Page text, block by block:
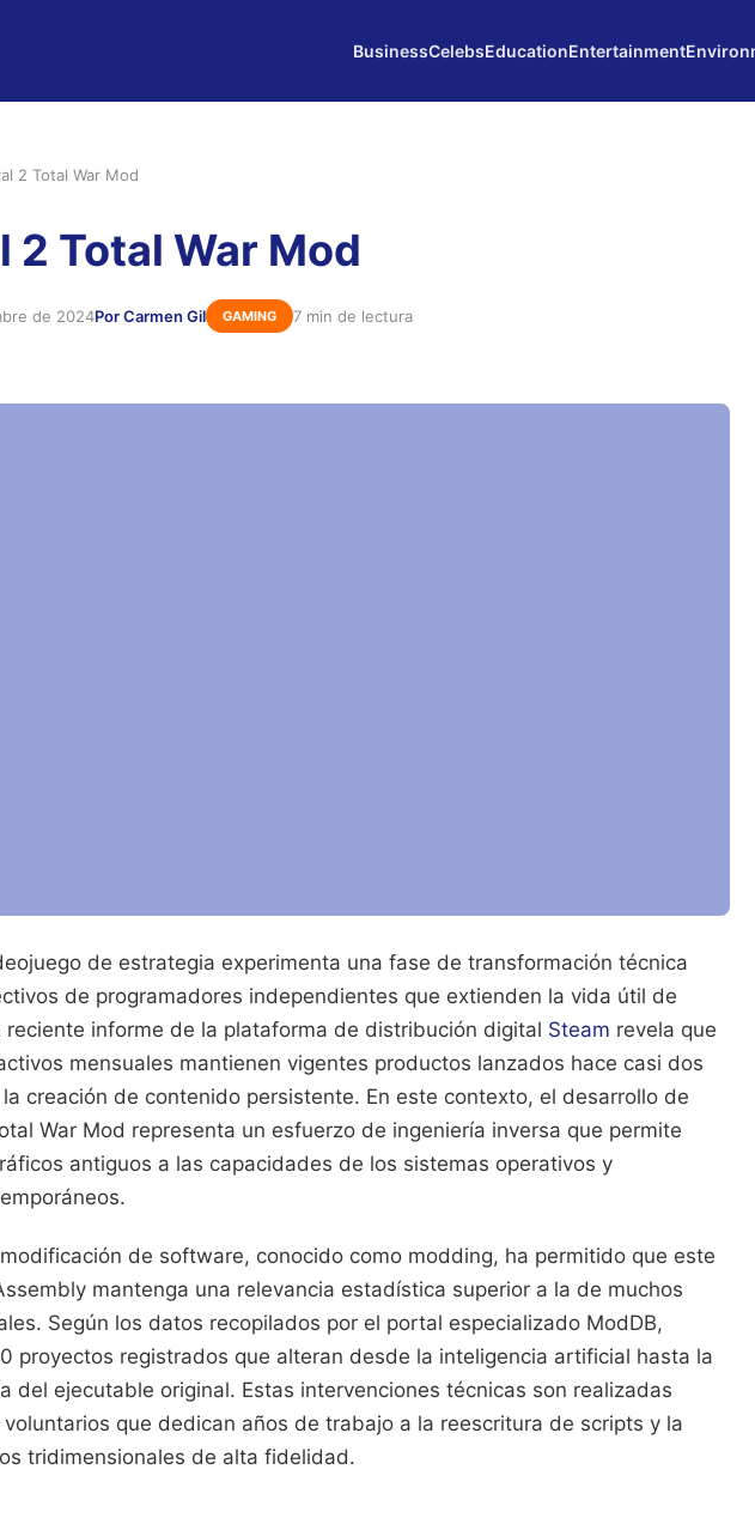
BusinessCelebsEducationEntertainment
2 Total War Mod
2 Total War Mod
de 2024Por Carmen Gil GAMING 7 min de lectura
de estrategia experimenta una fase de transformación técnica
de programadores independientes que extienden la vida útil de
reciente informe de la plataforma de distribución digital Steam revela que
mensuales mantienen vigentes productos lanzados hace casi dos
creación de contenido persistente. En este contexto, el desarrollo de
War Mod representa un esfuerzo de ingeniería inversa que permite
antiguos a las capacidades de los sistemas operativos y
de software, conocido como modding, ha permitido que este
mantenga una relevancia estadística superior a la de muchos
Según los datos recopilados por el portal especializado ModDB,
proyectos registrados que alteran desde la inteligencia artificial hasta la
del ejecutable original. Estas intervenciones técnicas son realizadas
que dedican años de trabajo a la reescritura de scripts y la
tridimensionales de alta fidelidad.